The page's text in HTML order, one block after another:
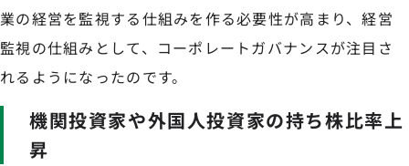
業の経営を監視する仕組みを作る必要性が高まり、経営
監視の仕組みとして、コーポレートガバナンスが注目さ
れるようになったのです。
機関投資家や外国人投資家の持ち株比率上
昇